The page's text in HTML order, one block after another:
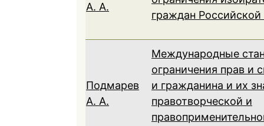
А. А.
граждан
Подмарев
А. А.
Международные
ограничения прав и
и гражданина и их
правотворческой и